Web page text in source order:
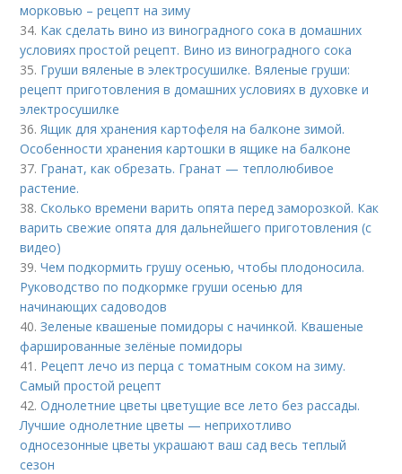
морковью – рецепт на зиму
34. Как сделать вино из виноградного сока в домашних
условиях простой рецепт. Вино из виноградного сока
35. Груши вяленые в электросушилке. Вяленые груши:
рецепт приготовления в домашних условиях в духовке и
электросушилке
36. Ящик для хранения картофеля на балконе зимой.
Особенности хранения картошки в ящике на балконе
37. Гранат, как обрезать. Гранат — теплолюбивое
растение.
38.Сколько времени варить опята перед заморозкой. Как
варить свежие опята для дальнейшего приготовления (с
видео)
39.Чем подкормить грушу осенью, чтобы плодоносила.
Руководство по подкормке груши осенью для
начинающих садоводов
40.Зеленые квашеные помидоры с начинкой. Квашеные
фаршированные зелёные помидоры
41. Рецепт лечо из перца с томатным соком на зиму.
Самый простой рецепт
42.Однолетние цветы цветущие все лето без рассады.
Лучшие однолетние цветы — неприхотливо
односезонные цветы украшают ваш сад весь теплый
сезон